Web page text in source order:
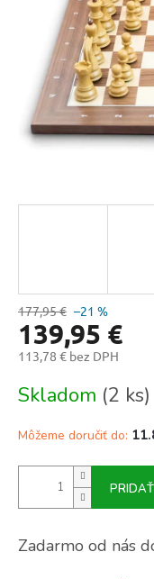
177,95 € –21 %
139,95 €
113,78 € bez DPH
cena:
Skladom (2 ks)
Môžeme doručiť do:
Zadarmo od nás